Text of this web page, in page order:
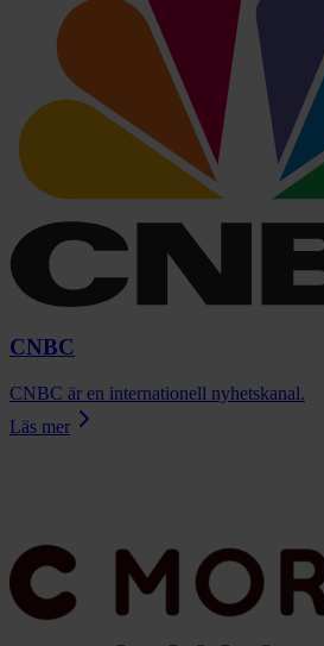
CNBC
CNBC är en internationell nyhetskanal.
Läs mer